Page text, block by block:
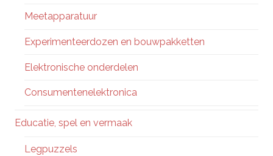
Meetapparatuur
Experimenteerdozen en bouwpakketten
Elektronische onderdelen
Consumentenelektronica
Educatie, spel en vermaak
Legpuzzels